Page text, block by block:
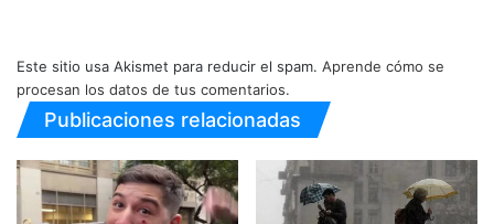
Este sitio usa Akismet para reducir el spam. Aprende cómo se
procesan los datos de tus comentarios.
Publicaciones relacionadas